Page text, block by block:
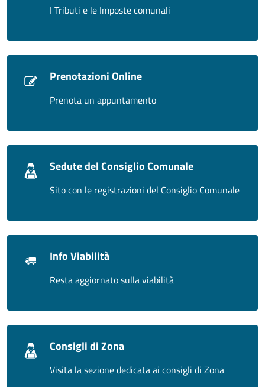
I Tributi e le Imposte comunali
Prenotazioni Online
Prenota un appuntamento
Sedute del Consiglio Comunale
Sito con le registrazioni del Consiglio Comunale
Info Viabilità
Resta aggiornato sulla viabilità
Consigli di Zona
Visita la sezione dedicata ai consigli di Zona